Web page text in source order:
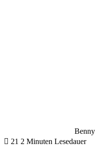
21 2 Minuten Lesedauer